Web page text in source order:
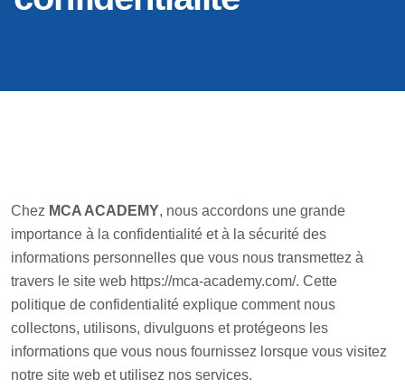
Chez MCA ACADEMY, nous accordons une grande
importance à la confidentialité et à la sécurité des
informations personnelles que vous nous transmettez à
travers le site web https://mca-academy.com/. Cette
politique de confidentialité explique comment nous
collectons, utilisons, divulguons et protégeons les
informations que vous nous fournissez lorsque vous visitez
notre site web et utilisez nos services.